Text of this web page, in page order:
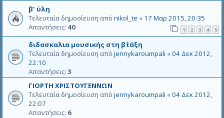
β' ύλη
Τελευταία δημοσίευση από nikol_te « 17 Μαρ 2015, 20:35
Απαντήσεις: 40 1 2 3 4 5
διδασκαλια μουσικής στη β΄τάξη
Τελευταία δημοσίευση από jennykaroumpali «04 Δεκ 2012,
22:10
Απαντήσεις: 3
ΓΙΟΡΤΗ ΧΡΙΣΤΟΥΓΕΝΝΩΝ
Τελευταία δημοσίευση από jennykaroumpali «04 Δεκ 2012,
22:07
Απαντήσεις: 6